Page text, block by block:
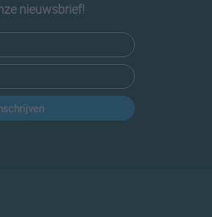
nieuwsbrief!